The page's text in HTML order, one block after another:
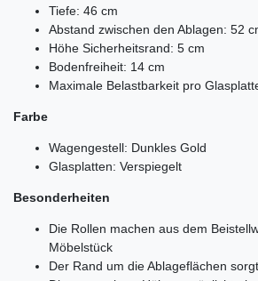
Tiefe: 46 cm
Abstand zwischen den Ablagen: 52
Höhe Sicherheitsrand: 5 cm
Bodenfreiheit: 14 cm
Maximale Belastbarkeit pro
Farbe
Wagengestell: Dunkles Gold
Glasplatten: Verspiegelt
Besonderheiten
Die Rollen machen aus dem
Möbelstück
Der Rand um die Ablageflächen